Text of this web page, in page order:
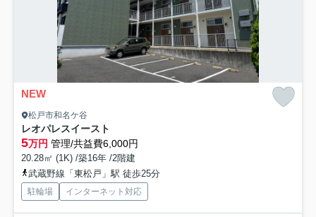
NEW
松戸市和名ケ谷
レオパレスイースト
5万円 管理/共益費6,000円
20.28㎡ (1K) /築16年 /2階建
武蔵野線「東松戸」駅 徒歩25分
駐輪場 インターネット対応